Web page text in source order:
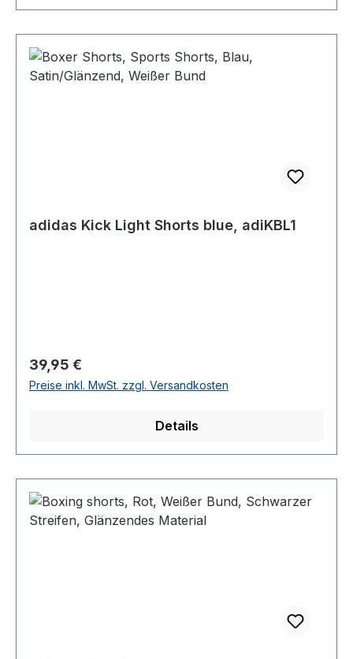
adidas Kick Light Shorts blue, adiKBL1
Regulärer Preis:
39,95 €
Preise inkl. MwSt. zzgl. Versandkosten
Details